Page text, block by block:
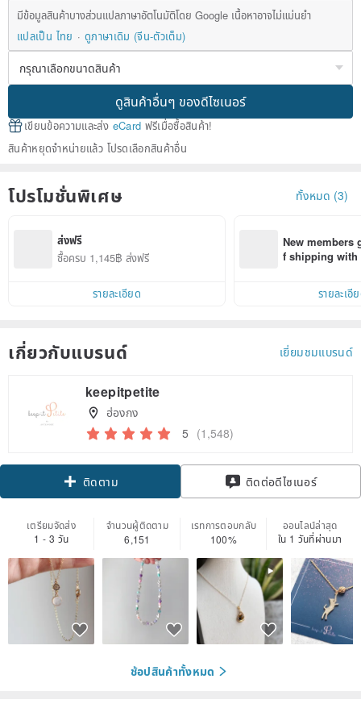
มีข้อมูลสินค้าบางส่วนแปลภาษาอัตโนมัติโดย Google เนื้อหาอาจไม่แม่นยำ
แปลเป็น ไทย
ดูภาษาเดิม (จีน-ตัวเต็ม)
ดูสินค้าอื่นๆ ของดีไซเนอร์
เขียนข้อความและส่ง eCard ฟรีเมื่อซื้อสินค้า!
สินค้าหยุดจำหน่ายแล้ว โปรดเลือกสินค้าอื่น
โปรโมชั่นพิเศษ ทั้งหมด (3)
ส่งฟรี
ซื้อครบ 1,145฿ ส่งฟรี
รายละเอียด
New members
f shipping
within 7 days!
รายละเอี
เกี่ยวกับแบรนด์ เยี่ยมชมแบรนด์
keepitpetite
ฮ่องกง
5 (1,548)
ติดตาม ติดต่อดีไซเนอร์
เตรียมจัดส่ง
1 - 3 วัน
จำนวนผู้ติดตาม
6,151
เรทการตอบกลับ
100%
ออนไลน์ล่าสุด
ใน 1 วันที่ผ่านมา
ช้อปสินค้าทั้งหมด